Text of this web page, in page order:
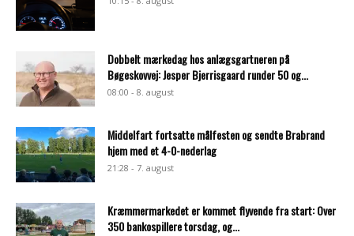
Dobbelt mærkedag hos anlægsgartneren på
Bøgeskovvej: Jesper Bjerrisgaard runder 50 og...
08:00 - 8. august
Middelfart fortsatte målfesten og sendte Brabrand
hjem med et 4-0-nederlag
21:28 - 7. august
Kræmmermarkedet er kommet flyvende fra start: Over
350 bankospillere torsdag, og...